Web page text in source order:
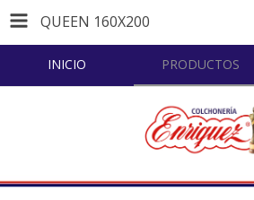
QUEEN 160X200
INICIO PRODUCTOS